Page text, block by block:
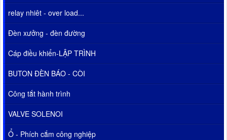
relay nhiêt - over load...
Đèn xưởng - đèn đường
Cáp điều khiển-LẬP TRÌNH
BUTON ĐÈN BÁO - CÒI
Công tắt hành trình
VALVE SOLENOI
Ổ - Phích cắm công nghiệp